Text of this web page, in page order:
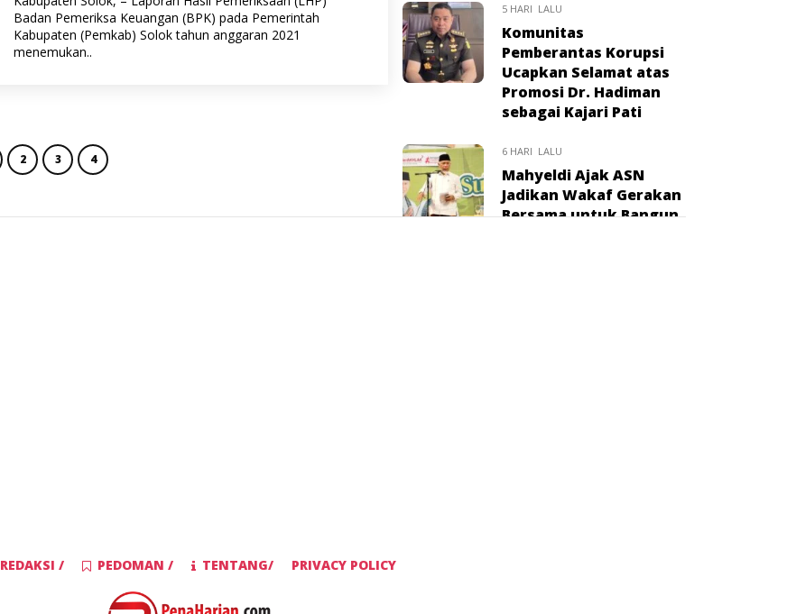
Badan Pemeriksa Keuangan (BPK) pada Pemerintah
Kabupaten (Pemkab) Solok tahun anggaran 2021
menemukan..
2 3 4
5 HARI LALU
Komunitas
Pemberantas Korupsi
Ucapkan Selamat atas
Promosi Dr. Hadiman
sebagai Kajari Pati
6 HARI LALU
Mahyeldi Ajak ASN
Jadikan Wakaf Gerakan
Bersama untuk Bangun
REDAKSI / PEDOMAN / TENTANG/ PRIVACY POLICY